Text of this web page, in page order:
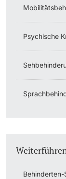
Psychische